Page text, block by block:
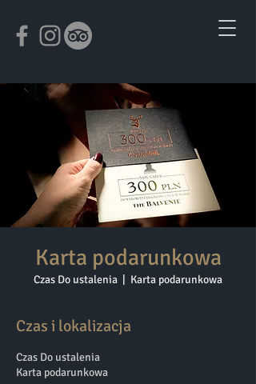
Karta podarunkowa
Czas Do ustalenia Karta podarunkowa
Czas i lokalizacja
Czas Do ustalenia
Karta podarunkowa